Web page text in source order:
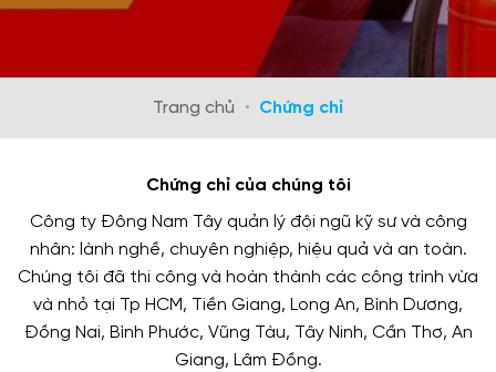
Trang chủ • Chứng chỉ
Chứng chỉ của chúng tôi
Công ty Đông Nam Tây quản lý đội ngũ kỹ sư và công
nhân: lành nghề, chuyên nghiệp, hiệu quả và an toàn.
Chúng tôi đã thi công và hoàn thành các công trình vừa
và nhỏ tại Tp HCM, Tiền Giang, Long An, Bình Dương,
Đồng Nai, Bình Phước, Vũng Tàu, Tây Ninh, Cần Thơ, An
Giang, Lâm Đồng.